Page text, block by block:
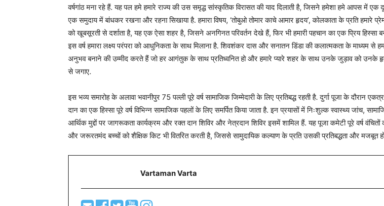
वर्षगांठ मना रहे हैं. यह पल हमे हमारे राज्य की उस समृद्ध सांस्कृतिक विरासत की याद दिलाती है, जिसने हमेशा हमे आपस में एक
एक समुदाय में बांधकर रखना और रहना सिखाया है. हमारा विषय, ‘तोबुओ तोमार काचे आमार हृदय’, कोलकाता के प्रति हमारे
को खूबसूरती से दर्शाता है, यह एक ऐसा शहर है, जिसने अनगिनत परिवर्तन देखे हैं, फिर भी हमारी पहचान का एक प्रिय हिस्सा
इस वर्ष हमारा लक्ष्य परंपरा को आधुनिकता के साथ मिलाना है. शिवशंकर दास और सनातन डिंडा की कलात्मकता के माध्यम से
अनुभव बनाने की उम्मीद करते हैं जो हर आगंतुक के साथ प्रतिध्वनित हो और हमारे प्यारे शहर के साथ उनके जुड़ाव को उनके
से जगाए.
इस भव्य समारोह के अलावा भवानीपुर 75 पल्ली पूरे वर्ष सामाजिक जिम्मेदारी के लिए प्रतिबद्ध रहती है. दुर्गा पूजा के दौरान
दान का एक हिस्सा पूरे वर्ष विभिन्न सामाजिक पहलों के लिए समर्पित किया जाता है. इन प्रयासों में निःशुल्क स्वास्थ्य जांच,
आर्थिक मुद्दों पर जागरूकता कार्यक्रम और रक्त दान शिविर और नेत्रदान शिविर इसमें शामिल हैं. यह पूजा कमेटी पूरे वर्ष
और जरूरतमंद बच्चों को शैक्षिक किट भी वितरित करती है, जिससे सामुदायिक कल्याण के प्रति उसकी प्रतिबद्धता और मजबूत
Vartaman Varta